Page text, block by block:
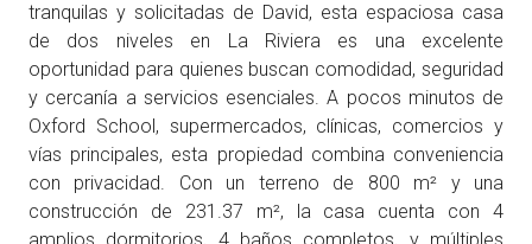
tranquilas y solicitadas de David, esta espaciosa casa
de dos niveles en La Riviera es una excelente
oportunidad para quienes buscan comodidad, seguridad
y cercanía a servicios esenciales. A pocos minutos de
Oxford School, supermercados, clínicas, comercios y
vías principales, esta propiedad combina conveniencia
con privacidad. Con un terreno de 800 m² y una
construcción de 231.37 m², la casa cuenta con 4